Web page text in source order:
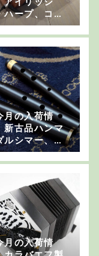
ハープ、コン
ティーナ、テ
ホイッスルケ
など
月の入荷情
新古品ハンマ
ルシマー、ポ
ー製アイリッ
・フルート、
月の入荷情